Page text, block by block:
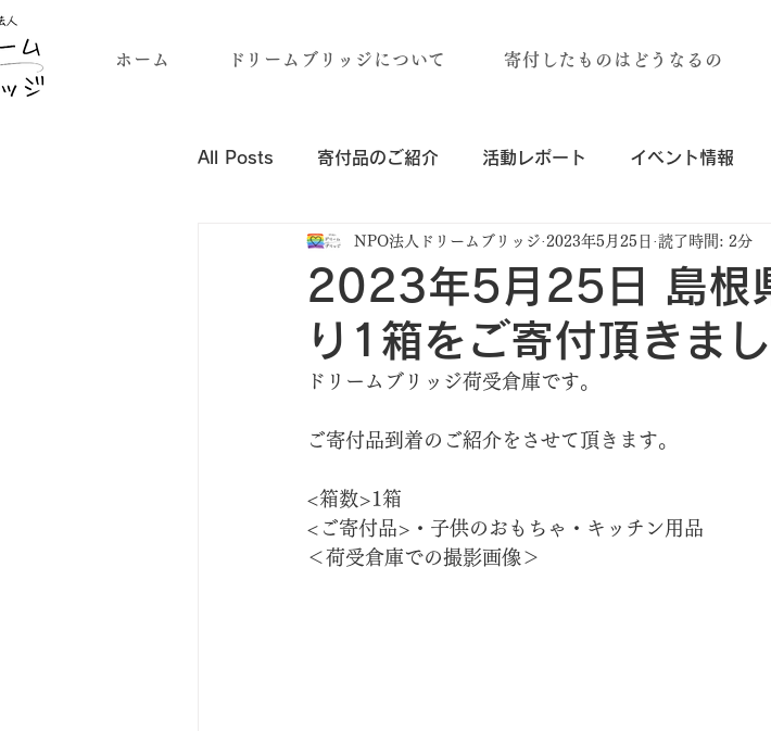
ホーム ドリームブリッジについて 寄付したものはどうなるの
All Posts 寄付品のご紹介 活動レポート イベント情報
企業・団体様の寄付品のご紹介
2023年5月25日 島根
り1箱をご寄付頂きま
NPO法人ドリームブリッジ 2023年5月25日 読了時間: 2分
ドリームブリッジ荷受倉庫です。
ご寄付品到着のご紹介をさせて頂きます。
<箱数>1箱
<ご寄付品>・子供のおもちゃ・キッチン用品
＜荷受倉庫での撮影画像＞